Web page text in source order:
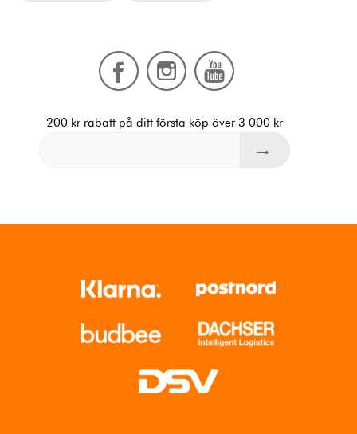
200 kr rabatt på ditt första köp över 3 000 kr